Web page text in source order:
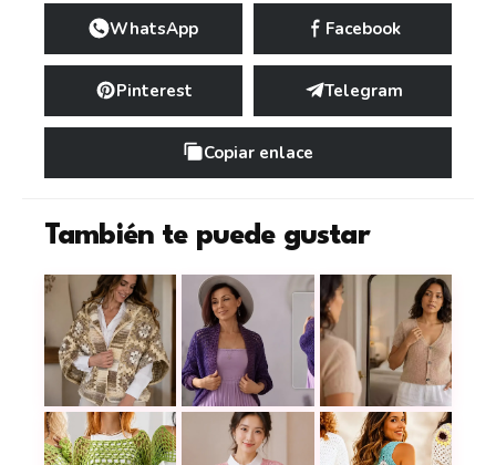
WhatsApp Facebook
Pinterest Telegram
Copiar enlace
También te puede gustar
Una chaqueta en tonos matizados que llena el
Cómo tejer un cárdiganAprende a tejer la